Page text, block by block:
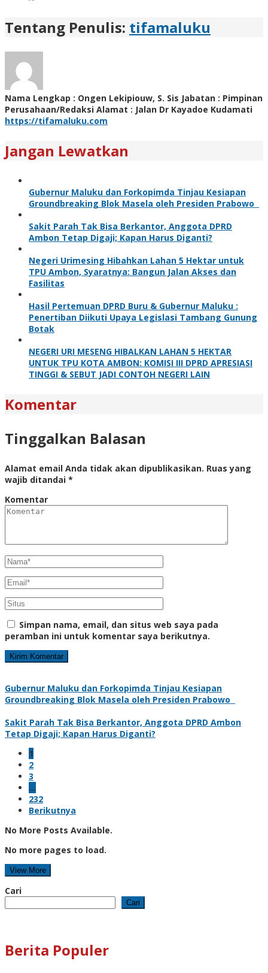
Tentang Penulis: tifamaluku
Nama Lengkap : Ongen Lekipiouw, S. Sis Jabatan : Pimpinan
Perusahaan/Redaksi Alamat : Jalan Dr Kayadoe Kudamati
https://tifamaluku.com
Jangan Lewatkan
Gubernur Maluku dan Forkopimda Tinjau Kesiapan
Groundbreaking Blok Masela oleh Presiden Prabowo
Sakit Parah Tak Bisa Berkantor, Anggota DPRD
Ambon Tetap Digaji; Kapan Harus Diganti?
Negeri Urimesing Hibahkan Lahan 5 Hektar untuk
TPU Ambon, Syaratnya: Bangun Jalan Akses dan
Fasilitas
Hasil Pertemuan DPRD Buru & Gubernur Maluku :
Penertiban Diikuti Upaya Legislasi Tambang Gunung
Botak
NEGERI URI MESENG HIBALKAN LAHAN 5 HEKTAR
UNTUK TPU KOTA AMBON: KOMISI III DPRD APRESIASI
TINGGI & SEBUT JADI CONTOH NEGERI LAIN
Komentar
Tinggalkan Balasan
Alamat email Anda tidak akan dipublikasikan. Ruas yang
wajib ditandai *
Komentar
Simpan nama, email, dan situs web saya pada
peramban ini untuk komentar saya berikutnya.
Gubernur Maluku dan Forkopimda Tinjau Kesiapan
Groundbreaking Blok Masela oleh Presiden Prabowo
Sakit Parah Tak Bisa Berkantor, Anggota DPRD Ambon
Tetap Digaji; Kapan Harus Diganti?
1
2
3
…
232
Berikutnya
No More Posts Available.
No more pages to load.
View More
Cari
Cari
Berita Populer